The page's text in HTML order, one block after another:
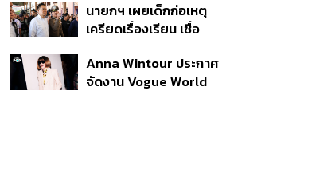
นายกฯ เผยเด็กก่อเหตุ
เครียดเรื่องเรียน เชื่อ
กระสุนอีกกว่า 30 นัด หาก
ไม่จบชีวิตตัวเองอาจสูญ
Anna Wintour ประกาศ
จัดงาน Vogue World